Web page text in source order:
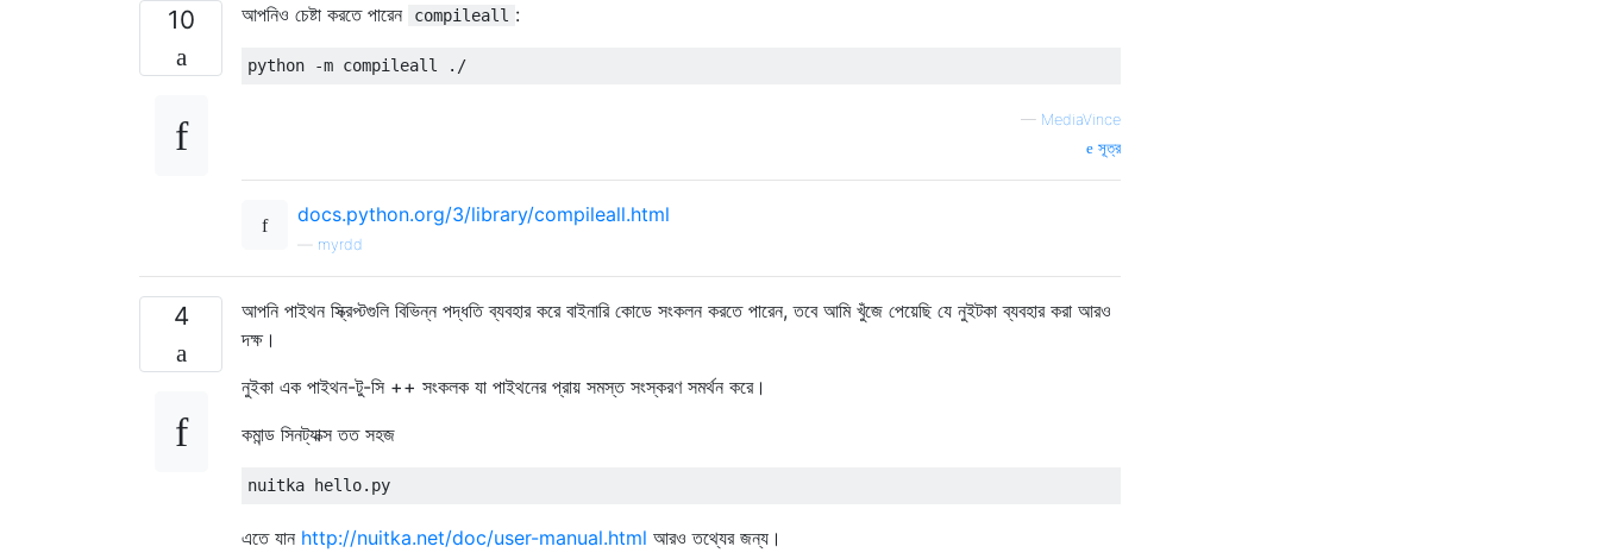
10 আপনিও চেষ্টা করতে পারেন compileall :
python -m compileall ./
— MediaVince
সূত্র
docs.python.org/3/library/compileall.html
myrdd
4
আপনি পাইথন স্ক্রিপ্টগুলি বিভিন্ন পদ্ধতি ব্যবহার করে বাইনারি কোডে সংকলন করতে পারেন, তবে আমি খুঁজে পেয়েছি যে নুইটকা ব্যবহার করা আরও
দক্ষ।
নুইকা এক পাইথন-টু-সি ++ সংকলক যা পাইথনের প্রায় সমস্ত সংস্করণ সমর্থন করে।
কমান্ড সিনট্যাক্স তত সহজ
nuitka hello. py
এতে যান http://nuitka.net/doc/user-manual.html আরও তথ্যের জন্য।